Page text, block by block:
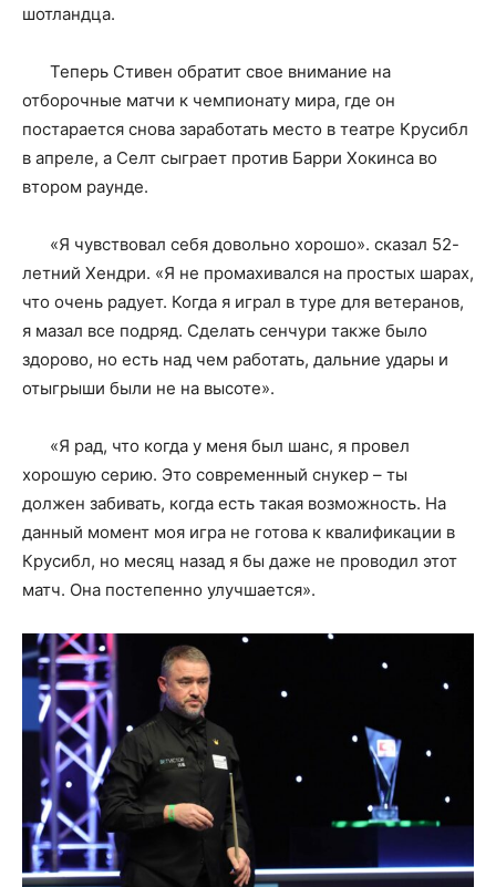
шотландца.
Теперь Стивен обратит свое внимание на
отборочные матчи к чемпионату мира, где он
постарается снова заработать место в театре Крусибл
в апреле, а Селт сыграет против Барри Хокинса во
втором раунде.
«Я чувствовал себя довольно хорошо». сказал 52-
летний Хендри. «Я не промахивался на простых шарах,
что очень радует. Когда я играл в туре для ветеранов,
я мазал все подряд. Сделать сенчури также было
здорово, но есть над чем работать, дальние удары и
отыгрыши были не на высоте».
«Я рад, что когда у меня был шанс, я провел
хорошую серию. Это современный снукер – ты
должен забивать, когда есть такая возможность. На
данный момент моя игра не готова к квалификации в
Крусибл, но месяц назад я бы даже не проводил этот
матч. Она постепенно улучшается».